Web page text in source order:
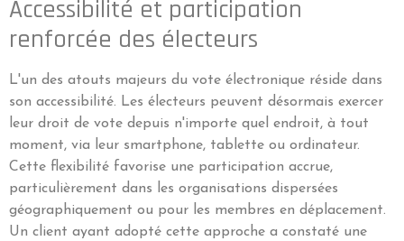
Accessibilité et participation
renforcée des électeurs
L'un des atouts majeurs du vote électronique réside dans
son accessibilité. Les électeurs peuvent désormais exercer
leur droit de vote depuis n'importe quel endroit, à tout
moment, via leur smartphone, tablette ou ordinateur.
Cette flexibilité favorise une participation accrue,
particulièrement dans les organisations dispersées
géographiquement ou pour les membres en déplacement.
Un client ayant adopté cette approche a constaté une